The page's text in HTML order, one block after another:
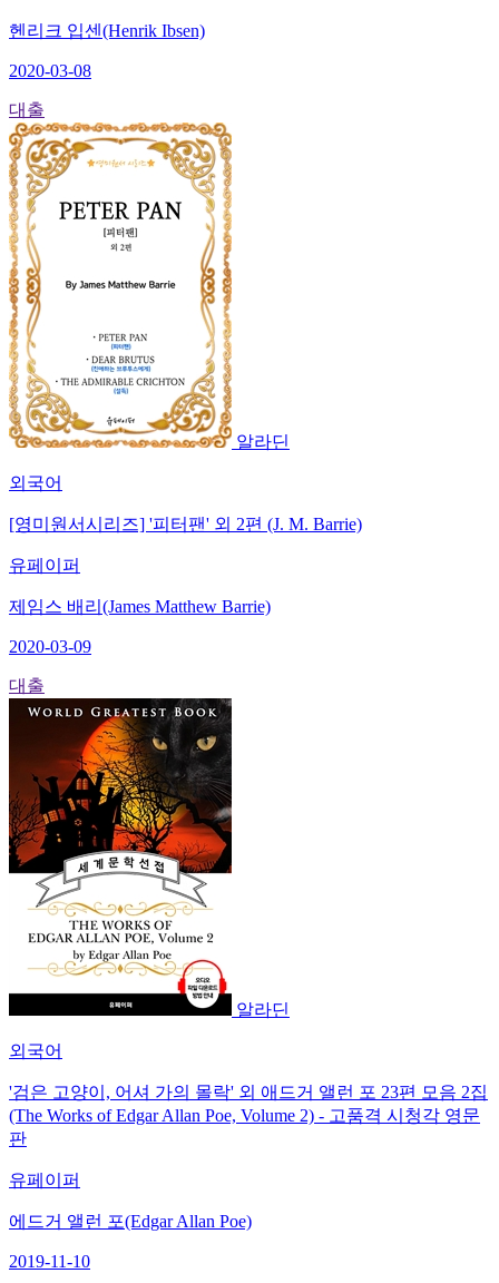
헨리크 입센(Henrik Ibsen)
2020-03-08
대출
알라딘
외국어
[영미원서시리즈] '피터팬' 외 2편 (J. M. Barrie)
유페이퍼
제임스 배리(James Matthew Barrie)
2020-03-09
대출
알라딘
외국어
'검은 고양이, 어셔 가의 몰락' 외 애드거 앨런 포 23편 모음 2집
(The Works of Edgar Allan Poe, Volume 2) - 고품격 시청각 영문
판
유페이퍼
에드거 앨런 포(Edgar Allan Poe)
2019-11-10